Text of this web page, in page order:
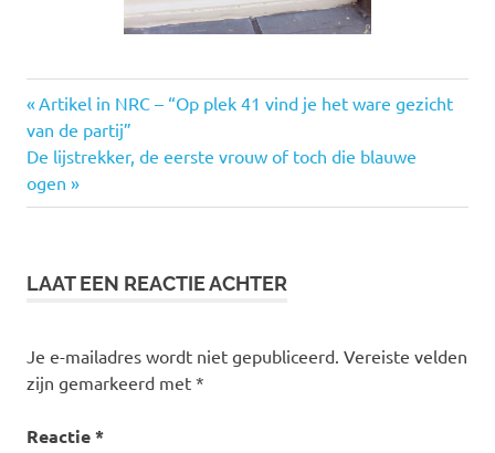
september
d66
donorschap
kamerverkiezingen
Bericht
navigatie
Vorige
bericht:
Artikel in NRC – “Op plek 41 vind je het ware gezicht
van de partij”
Volgende
bericht:
De lijstrekker, de eerste vrouw of toch die blauwe
ogen
LAAT EEN REACTIE ACHTER
Je e-mailadres wordt niet gepubliceerd. Vereiste velden
zijn gemarkeerd met *
Reactie*